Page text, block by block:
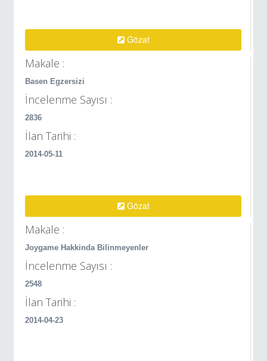
Gözat
Makale :
Basen Egzersizi
İncelenme Sayısı :
2836
İlan Tarihi :
2014-05-11
Gözat
Makale :
Joygame Hakkinda Bilinmeyenler
İncelenme Sayısı :
2548
İlan Tarihi :
2014-04-23